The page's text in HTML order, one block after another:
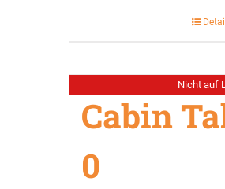
Nicht auf
Cabin
0